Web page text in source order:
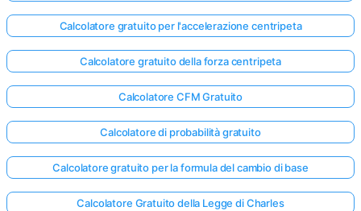
Calcolatore gratuito per l'accelerazione centripeta
Calcolatore gratuito della forza centripeta
Calcolatore CFM Gratuito
Calcolatore di probabilità gratuito
Calcolatore gratuito per la formula del cambio di base
Calcolatore Gratuito della Legge di Charles